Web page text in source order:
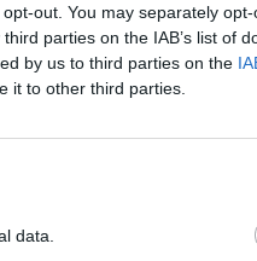
out. You may separately
parties on the IAB’s list of
by us to third parties on the
it to other third parties.
data.
για αίμα και να
μυελού